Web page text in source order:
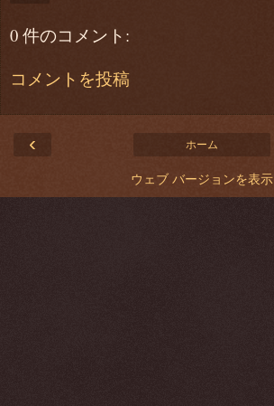
0 件のコメント:
コメントを投稿
‹ ホーム
ウェブ バージョンを表示